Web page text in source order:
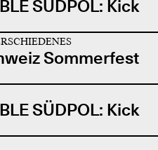
SÜDPOL: Kick
Sommerfest
SÜDPOL: Kick